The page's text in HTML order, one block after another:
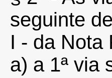
seguinte
I - da Nota
a) a 1ª via